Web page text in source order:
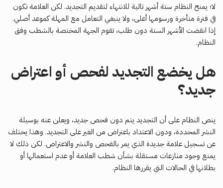
لا؛ يمنح النظام ستة أشهر تالية للانتهاء لتقديم التجديد. لكن العلامة تكون
في فترة متأخرة ورسومها أعلى، ولا ينبغي التعامل مع المهلة كموعد أصلي.
إذا انقضت الأشهر الستة دون طلب، تقوم الجهة المختصة بالشطب وفق
النظام.
هل يخضع التجديد لفحص أو اعتراض
جديد؟
ينص النظام على أن التجديد يتم دون فحص جديد، ويعلن عنه بوسيلة
النشر المحددة، ودون الاعتداد باعتراض من الغير على التجديد. وهذا يختلف
عن تسجيل علامة جديدة الذي يمر بالفحص والنشر والاعتراض. لكن ذلك لا
يمنع وجود منازعات مستقلة بشأن شطب العلامة أو عدم استعمالها أو
بطلانها في الحالات التي يقررها النظام.